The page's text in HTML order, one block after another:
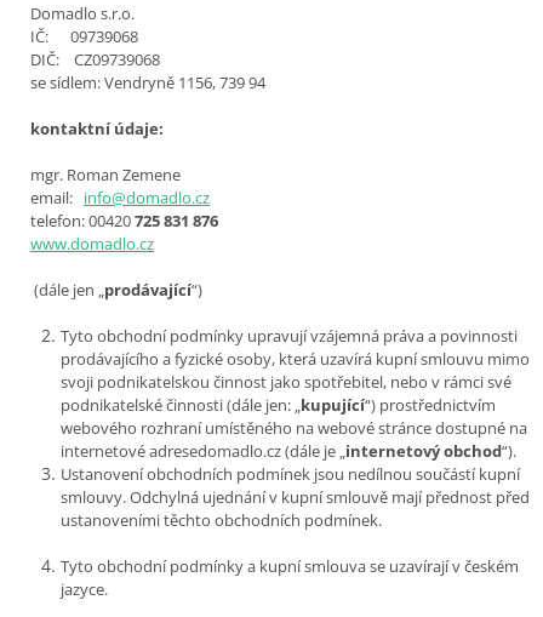
Domadlo s.r.o.
IČ: 09739068
DIČ: CZ09739068
se sídlem: Vendryně 1156, 739 94
kontaktní údaje:
mgr. Roman Zemene
email: info@domadlo.cz
telefon: 00420725 831 876
www.domadlo.cz
(dále jen „prodávající“)
Tyto obchodní podmínky upravují vzájemná práva a povinnosti
prodávajícího a fyzické osoby, která uzavírá kupní smlouvu mimo
svoji podnikatelskou činnost jako spotřebitel, nebo v rámci své
podnikatelské činnosti (dále jen: „kupující“) prostřednictvím
webového rozhraní umístěného na webové stránce dostupné na
internetové adresedomadlo.cz (dále je „internetový obchod“).
Ustanovení obchodních podmínek jsou nedílnou součástí kupní
smlouvy. Odchylná ujednání v kupní smlouvě mají přednost před
ustanoveními těchto obchodních podmínek.
Tyto obchodní podmínky a kupní smlouva se uzavírají v českém
jazyce.